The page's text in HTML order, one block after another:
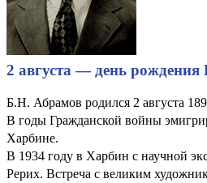
2 августа — день
Б.Н. Абрамов родился 2 августа
В годы Гражданской войны
Харбине.
В 1934 году в Харбин с научной
Рерих. Встреча с великим